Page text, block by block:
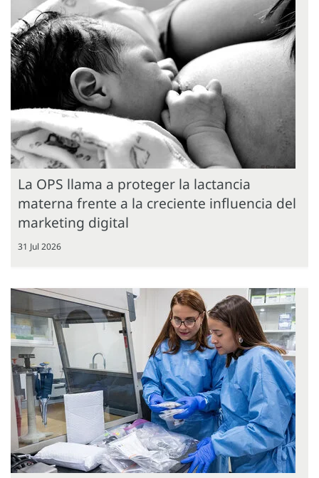
La OPS llama a proteger la lactancia
materna frente a la creciente influencia del
marketing digital
31 Jul 2026